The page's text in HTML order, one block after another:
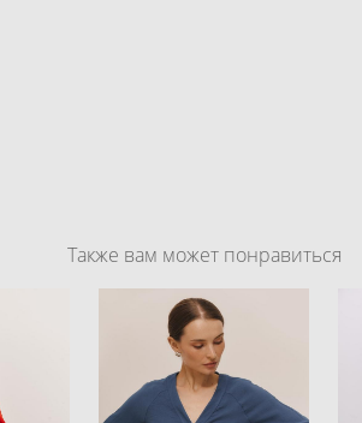
Также вам может понравиться